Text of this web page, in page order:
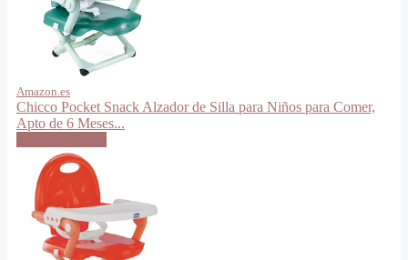
Amazon.es
Chicco Pocket Snack Alzador de Silla para Niños para Comer,
Apto de 6 Meses...